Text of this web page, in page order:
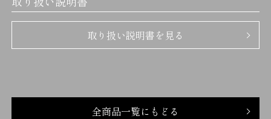
取り扱い説明書を見る
全商品一覧にもどる